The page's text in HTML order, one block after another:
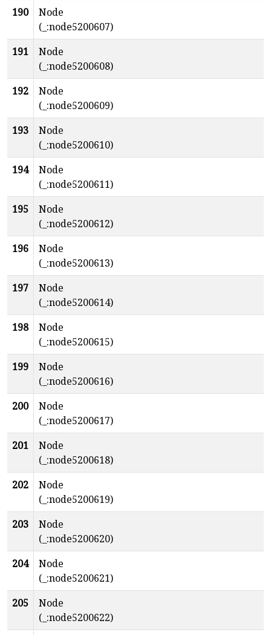
190
Node
(_:node5200607)
191
Node
(_:node5200608)
192
Node
(_:node5200609)
193
Node
(_:node5200610)
194
Node
(_:node5200611)
195
Node
(_:node5200612)
196
Node
(_:node5200613)
197
Node
(_:node5200614)
198
Node
(_:node5200615)
199
Node
(_:node5200616)
200
Node
(_:node5200617)
201
Node
(_:node5200618)
202
Node
(_:node5200619)
203
Node
(_:node5200620)
204
Node
(_:node5200621)
205
Node
(_:node5200622)